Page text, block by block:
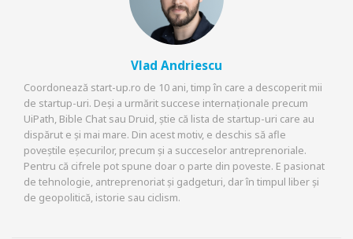
Vlad Andriescu
Coordonează start-up.ro de 10 ani, timp în care a descoperit mii
de startup-uri. Deși a urmărit succese internaționale precum
UiPath, Bible Chat sau Druid, știe că lista de startup-uri care au
dispărut e și mai mare. Din acest motiv, e deschis să afle
poveștile eșecurilor, precum și a succeselor antreprenoriale.
Pentru că cifrele pot spune doar o parte din poveste. E pasionat
de tehnologie, antreprenoriat și gadgeturi, dar în timpul liber și
de geopolitică, istorie sau ciclism.